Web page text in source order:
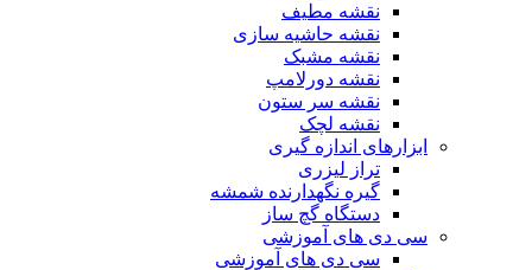
نقشه مطیف
نقشه حاشیه سازی
نقشه مشبک
نقشه دورلامپ
نقشه سر ستون
نقشه لچک
ابزارهای اندازه گیری
تراز لیزری
گیره نگهدارنده شمشه
دستگاه گچ ساز
سی دی های آموزشی
سی دی های آموزشی